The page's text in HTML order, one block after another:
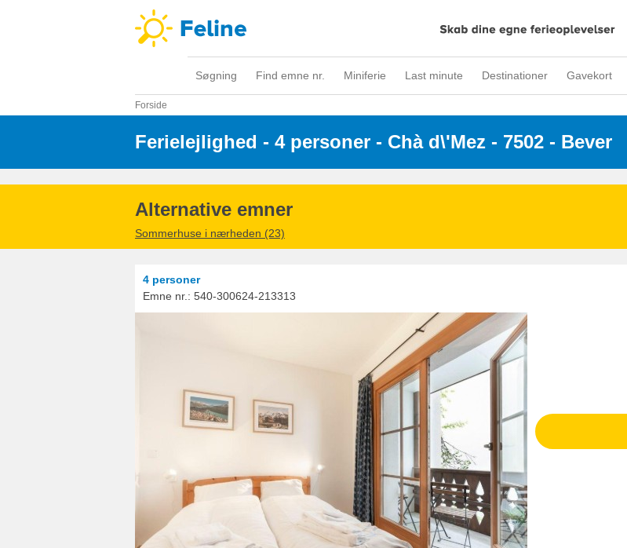
Søgning Find emne nr. Miniferie Last minute Destinationer Gavekort
Forside
Ferielejlighed - 4 personer - Chà d\'Mez - 7502 - Bever
Alternative emner
Sommerhuse i nærheden (23)
4 personer
Emne nr.: 540-300624-213313